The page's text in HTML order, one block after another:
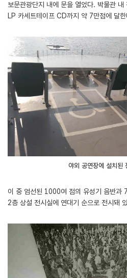
보문관광단지 내에 문을 열었다. 박물관 내
LP 카세트테이프 CD까지 약 7만점에 달
야외 공연장에 설치된
이 중 엄선된 1000여 점의 유성기 음반과
2층 상설 전시실에 연대기 순으로 전시돼